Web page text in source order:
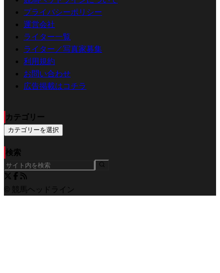
プライバシーポリシー
運営会社
ライター一覧
ライター／写真家募集
利用規約
お問い合わせ
広告掲載はコチラ
カテゴリー
カテゴリーを選択
検索
© 競馬ヘッドライン